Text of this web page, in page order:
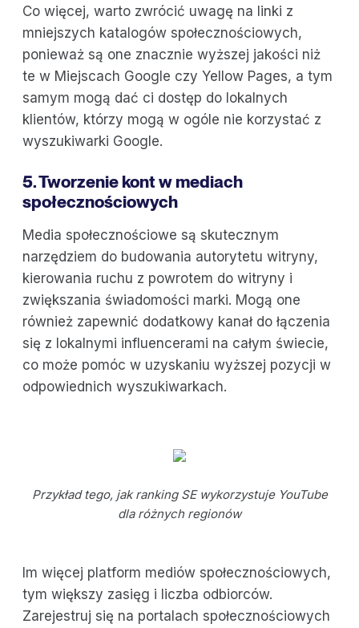
Co więcej, warto zwrócić uwagę na linki z
mniejszych katalogów społecznościowych,
ponieważ są one znacznie wyższej jakości niż
te w Miejscach Google czy Yellow Pages, a tym
samym mogą dać ci dostęp do lokalnych
klientów, którzy mogą w ogóle nie korzystać z
wyszukiwarki Google.
5. Tworzenie kont w mediach
społecznościowych
Media społecznościowe są skutecznym
narzędziem do budowania autorytetu witryny,
kierowania ruchu z powrotem do witryny i
zwiększania świadomości marki. Mogą one
również zapewnić dodatkowy kanał do łączenia
się z lokalnymi influencerami na całym świecie,
co może pomóc w uzyskaniu wyższej pozycji w
odpowiednich wyszukiwarkach.
Przykład tego, jak ranking SE wykorzystuje YouTube
dla różnych regionów
Im więcej platform mediów społecznościowych,
tym większy zasięg i liczba odbiorców.
Zarejestruj się na portalach społecznościowych